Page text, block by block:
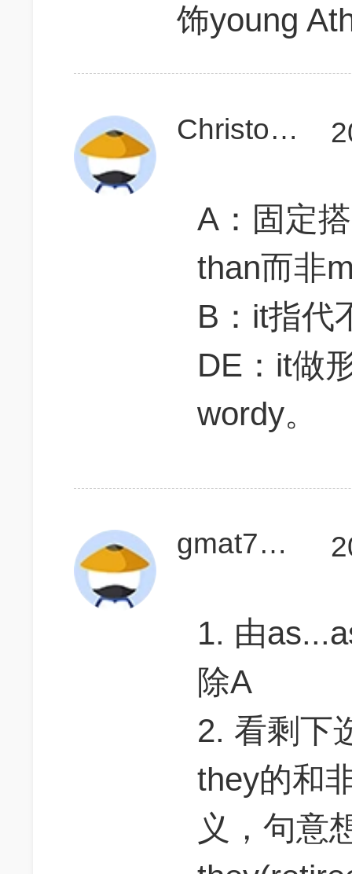
饰young
Christoper
A：固定
than而非
B：it指代
DE：it做
wordy。
gmat730up
1. 由
除A
2. 看剩下
they的和
义，句意